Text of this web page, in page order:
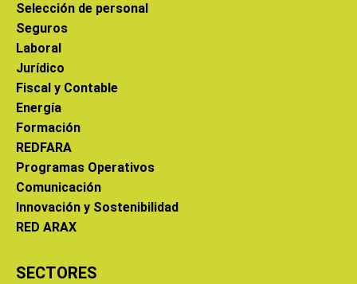
Selección de personal
Seguros
Laboral
Jurídico
Fiscal y Contable
Energía
Formación
REDFARA
Programas Operativos
Comunicación
Innovación y Sostenibilidad
RED ARAX
SECTORES